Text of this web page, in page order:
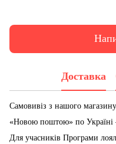
Доставка
Самовивіз з нашого
«Новою поштою» по Україні
Для учасників Програми